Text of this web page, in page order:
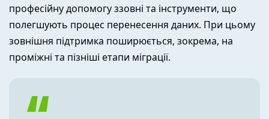
професійну допомогу ззовні та інструменти, що
полегшують процес перенесення даних. При цьому
зовнішня підтримка поширюється, зокрема, на
проміжні та пізніші етапи міграції.